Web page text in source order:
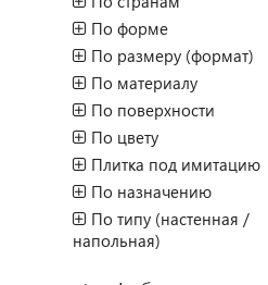
По форме
По размеру (формат)
По материалу
По поверхности
По цвету
Плитка под имитацию
По назначению
По типу (настенная /
напольная)